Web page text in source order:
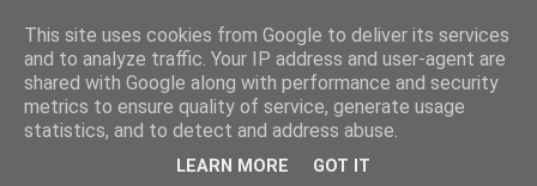
This site uses cookies from Google to deliver its services
and to analyze traffic. Your IP address and user-agent are
shared with Google along with performance and security
metrics to ensure quality of service, generate usage
statistics, and to detect and address abuse.
LEARN MORE GOT IT